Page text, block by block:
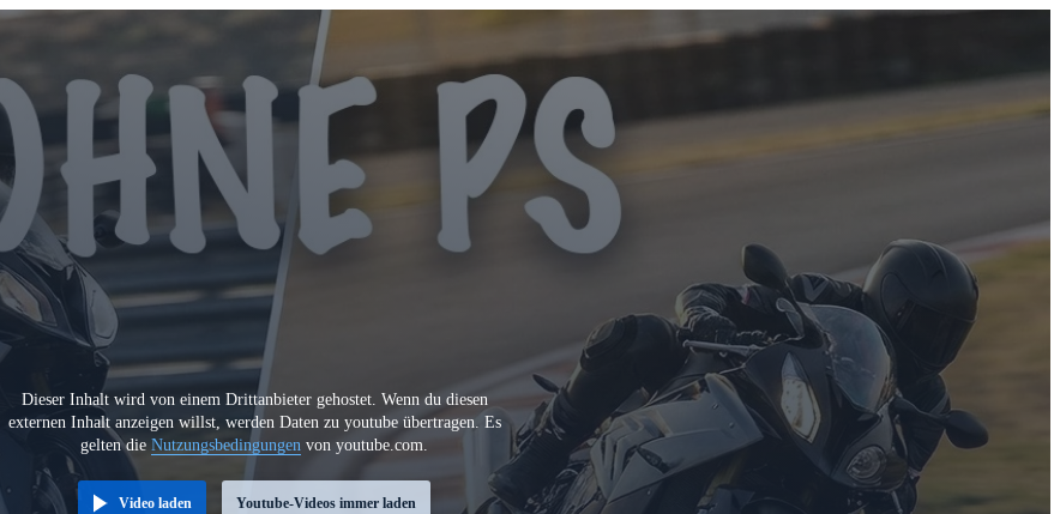
Dieser Inhalt wird von einem Drittanbieter gehostet. Wenn du diesen
externen Inhalt anzeigen willst, werden Daten zu youtube übertragen. Es
gelten die Nutzungsbedingungen von youtube.com.
Video laden Youtube-Videos immer laden